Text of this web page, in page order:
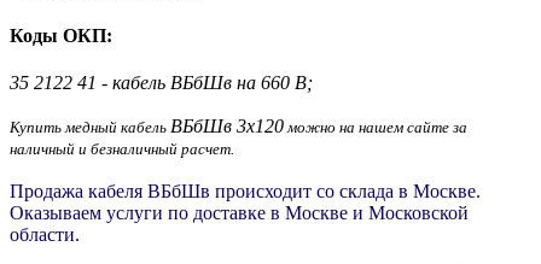
Коды ОКП:
35 2122 41 - кабель ВБбШв на 660 В;
Купить медный кабель ВБбШв 3x120 можно на нашем сайте за
наличный и безналичный расчет.
Продажа кабеля ВБбШв происходит со склада в Москве.
Оказываем услуги по доставке в Москве и Московской
области.